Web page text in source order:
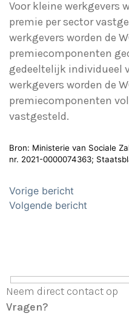
Voor kleine werkgevers
premie per sector
werkgevers worden de
premiecomponenten
gedeeltelijk individueel
werkgevers worden de
premiecomponenten
vastgesteld.
Bron: Ministerie van Sociale
nr. 2021-0000074363;
Bericht
navigatie
Vorige bericht
Volgende bericht
Neem direct contact op
Vragen?